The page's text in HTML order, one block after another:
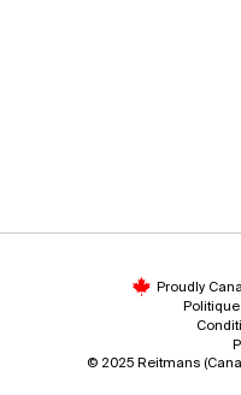
Proudly
© 2025 Reitmans